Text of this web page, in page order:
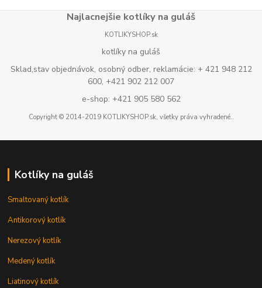
Najlacnejšie kotlíky na guláš
KOTLIKYSHOP.sk
kotlíky na guláš
Sklad,stav objednávok, osobný odber, reklamácie: + 421 948 212
600, +421 902 212 007
e-shop: +421 905 580 562
Copyright © 2014-2019 KOTLIKYSHOP.sk, všetky práva vyhradené..
Kotlíky na guláš
Smaltovaný kotlík
Antikorový kotlík
Nerezový kotlík
Medený kotlík
Liatinový kotlík